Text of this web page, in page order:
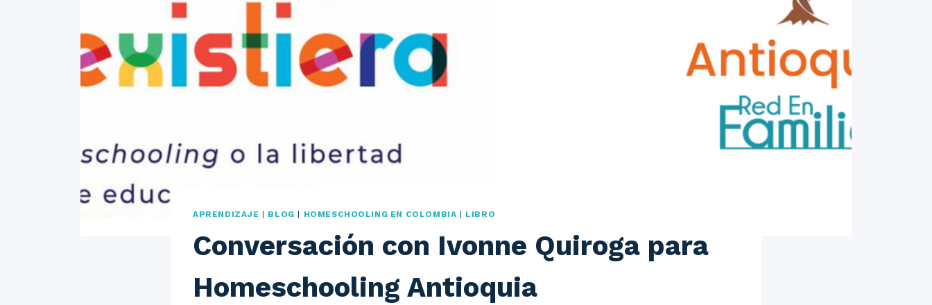
APRENDIZAJE BLOG HOMESCHOOLING EN COLOMBIA LIBRO
Conversación con Ivonne Quiroga para
Homeschooling Antioquia